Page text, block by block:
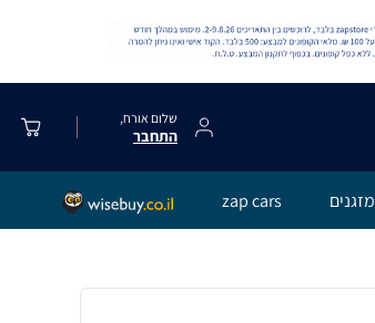
שלום אורח,
התחבר
מזגנים zap cars